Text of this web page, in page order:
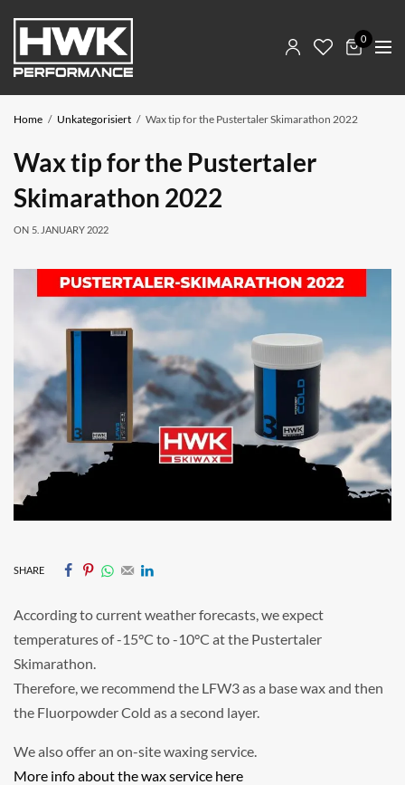
0
Home Unkategorisiert Wax tip for the Pustertaler Skimarathon 2022
Wax tip for the Pustertaler
Skimarathon 2022
ON 5. JANUARY 2022
SHARE
According to current weather forecasts, we expect
temperatures of -15°C to -10°C at the Pustertaler
Skimarathon.
Therefore, we recommend the LFW3 as a base wax and then
the Fluorpowder Cold as a second layer.
We also offer an on-site waxing service.
More info about the wax service here